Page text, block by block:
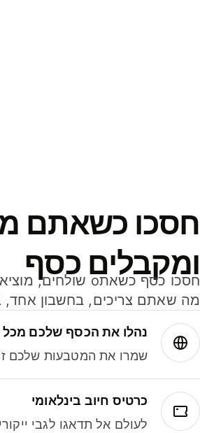
חסכו כשאתם
ומקבלים כסף
מה שאתם צריכים, בחשבון
נהלו את הכסף שלכם מכל
שמרו את המטבעות שלכם
כרטיס חיוב בינלאומי
לעולם אל תדאגו לגבי